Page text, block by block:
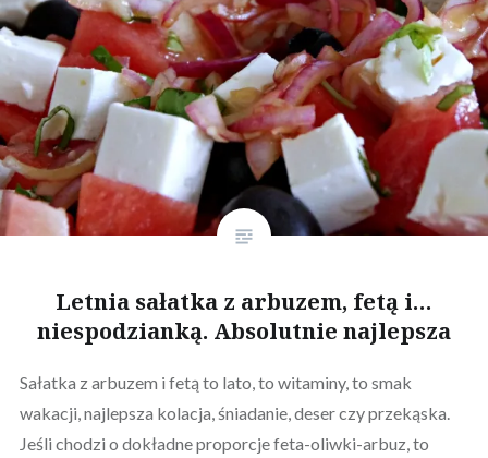
Letnia sałatka z arbuzem, fetą i…
niespodzianką. Absolutnie najlepsza
Sałatka z arbuzem i fetą to lato, to witaminy, to smak
wakacji, najlepsza kolacja, śniadanie, deser czy przekąska.
Jeśli chodzi o dokładne proporcje feta-oliwki-arbuz, to